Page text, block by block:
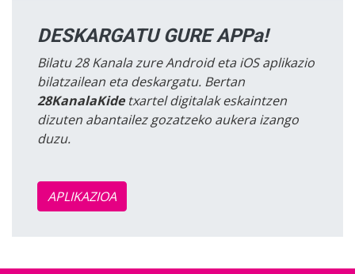
DESKARGATU GURE APPa!
Bilatu 28 Kanala zure Android eta iOS aplikazio
bilatzailean eta deskargatu. Bertan
28KanalaKidetxartel digitalak eskaintzen
dizuten abantailez gozatzeko aukera izango
duzu.
APLIKAZIOA